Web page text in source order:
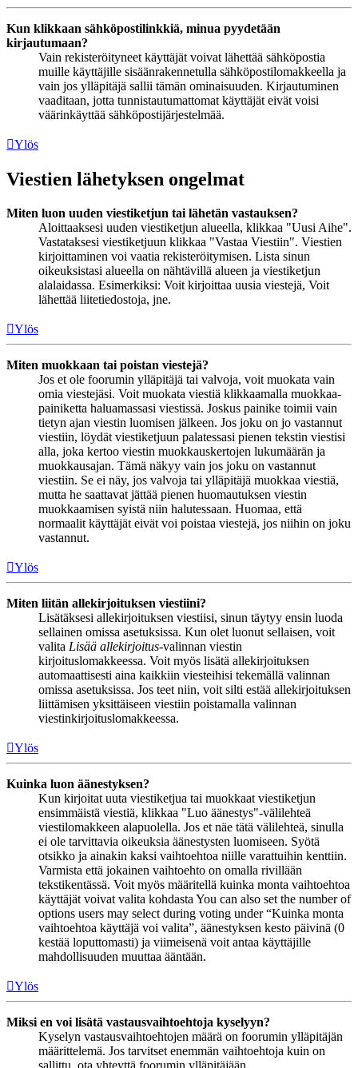
Kun klikkaan sähköpostilinkkiä, minua pyydetään
kirjautumaan?
Vain rekisteröityneet käyttäjät voivat lähettää sähköpostia
muille käyttäjille sisäänrakennetulla sähköpostilomakkeella ja
vain jos ylläpitäjä sallii tämän ominaisuuden. Kirjautuminen
vaaditaan, jotta tunnistautumattomat käyttäjät eivät voisi
väärinkäyttää sähköpostijärjestelmää.
Ylös
Viestien lähetyksen ongelmat
Miten luon uuden viestiketjun tai lähetän vastauksen?
Aloittaaksesi uuden viestiketjun alueella, klikkaa "Uusi Aihe".
Vastataksesi viestiketjuun klikkaa "Vastaa Viestiin". Viestien
kirjoittaminen voi vaatia rekisteröitymisen. Lista sinun
oikeuksistasi alueella on nähtävillä alueen ja viestiketjun
alalaidassa. Esimerkiksi: Voit kirjoittaa uusia viestejä, Voit
lähettää liitetiedostoja, jne.
Ylös
Miten muokkaan tai poistan viestejä?
Jos et ole foorumin ylläpitäjä tai valvoja, voit muokata vain
omia viestejäsi. Voit muokata viestiä klikkaamalla muokkaa-
painiketta haluamassasi viestissä. Joskus painike toimii vain
tietyn ajan viestin luomisen jälkeen. Jos joku on jo vastannut
viestiin, löydät viestiketjuun palatessasi pienen tekstin viestisi
alla, joka kertoo viestin muokkauskertojen lukumäärän ja
muokkausajan. Tämä näkyy vain jos joku on vastannut
viestiin. Se ei näy, jos valvoja tai ylläpitäjä muokkaa viestiä,
mutta he saattavat jättää pienen huomautuksen viestin
muokkaamisen syistä niin halutessaan. Huomaa, että
normaalit käyttäjät eivät voi poistaa viestejä, jos niihin on joku
vastannut.
Ylös
Miten liitän allekirjoituksen viestiini?
Lisätäksesi allekirjoituksen viestiisi, sinun täytyy ensin luoda
sellainen omissa asetuksissa. Kun olet luonut sellaisen, voit
valita Lisää allekirjoitus-valinnan viestin
kirjoituslomakkeessa. Voit myös lisätä allekirjoituksen
automaattisesti aina kaikkiin viesteihisi tekemällä valinnan
omissa asetuksissa. Jos teet niin, voit silti estää allekirjoituksen
liittämisen yksittäiseen viestiin poistamalla valinnan
viestinkirjoituslomakkeessa.
Ylös
Kuinka luon äänestyksen?
Kun kirjoitat uuta viestiketjua tai muokkaat viestiketjun
ensimmäistä viestiä, klikkaa "Luo äänestys"-välilehteä
viestilomakkeen alapuolella. Jos et näe tätä välilehteä, sinulla
ei ole tarvittavia oikeuksia äänestysten luomiseen. Syötä
otsikko ja ainakin kaksi vaihtoehtoa niille varattuihin kenttiin.
Varmista että jokainen vaihtoehto on omalla rivillään
tekstikentässä. Voit myös määritellä kuinka monta vaihtoehtoa
käyttäjät voivat valita kohdasta You can also set the number of
options users may select during voting under “Kuinka monta
vaihtoehtoa käyttäjä voi valita”, äänestyksen kesto päivinä (0
kestää loputtomasti) ja viimeisenä voit antaa käyttäjille
mahdollisuuden muuttaa ääntään.
Ylös
Miksi en voi lisätä vastausvaihtoehtoja kyselyyn?
Kyselyn vastausvaihtoehtojen määrä on foorumin ylläpitäjän
määrittelemä. Jos tarvitset enemmän vaihtoehtoja kuin on
sallittu, ota yhteyttä foorumin ylläpitäjään.